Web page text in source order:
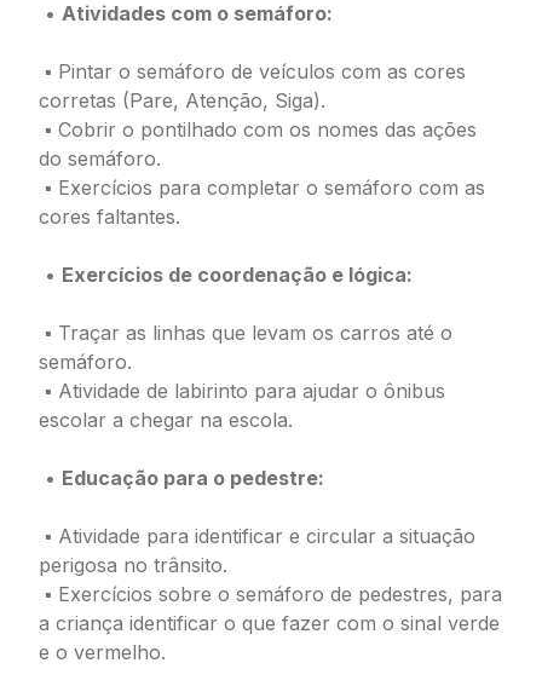
• Atividades com o semáforo:
▪ Pintar o semáforo de veículos com as cores
corretas (Pare, Atenção, Siga).
▪ Cobrir o pontilhado com os nomes das ações
do semáforo.
▪ Exercícios para completar o semáforo com as
cores faltantes.
• Exercícios de coordenação e lógica:
▪ Traçar as linhas que levam os carros até o
semáforo.
▪ Atividade de labirinto para ajudar o ônibus
escolar a chegar na escola.
• Educação para o pedestre:
▪ Atividade para identificar e circular a situação
perigosa no trânsito.
▪ Exercícios sobre o semáforo de pedestres, para
a criança identificar o que fazer com o sinal verde
e o vermelho.